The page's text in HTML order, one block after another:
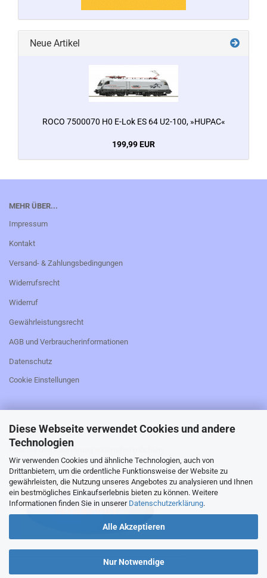
Diese Webseite verwendet Cookies und andere
Technologien
Wir verwenden Cookies und ähnliche Technologien, auch von
Drittanbietern, um die ordentliche Funktionsweise der Website zu
gewährleisten, die Nutzung unseres Angebotes zu analysieren und Ihnen
ein bestmögliches Einkaufserlebnis bieten zu können. Weitere
Informationen finden Sie in unserer Datenschutzerklärung.
Alle Akzeptieren
Nur Notwendige
Neue Artikel
ROCO 7500070 H0 E-Lok ES 64 U2-100, »HUPAC«
199,99 EUR
MEHR ÜBER...
Impressum
Kontakt
Versand- & Zahlungsbedingungen
Widerrufsrecht
Widerruf
Gewährleistungsrecht
AGB und Verbraucherinformationen
Datenschutz
Cookie Einstellungen
_________________________________________________
Falls Sie den Kaufvertrag widerrufen möchten,
bitte hier klicken: